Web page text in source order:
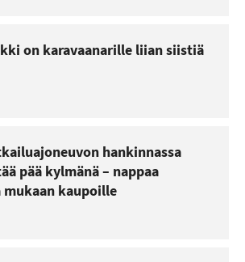
on karavaanarille liian siistiä
hankinnassa
pää kylmänä – nappaa
kaupoille